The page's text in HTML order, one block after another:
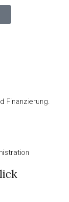
Finanzierung.